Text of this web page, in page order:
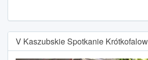
V Kaszubskie Spotkanie